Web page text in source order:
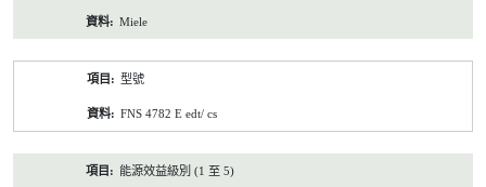
Miele
型號
FNS 4782 E edt/ cs
能源效益級別 (1 至 5)